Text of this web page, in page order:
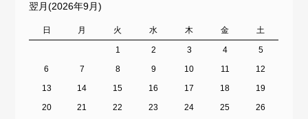
翌月(2026年9月)
日 月 火 水 木 金 土
1 2 3 4
5
6
7 8 9 10 11
12
13
14 15 16 17 18
19
20
21 22 23 24 25
26